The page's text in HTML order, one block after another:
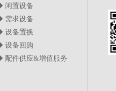
闲置设备
需求设备
设备置换
设备回购
配件供应&增值服务